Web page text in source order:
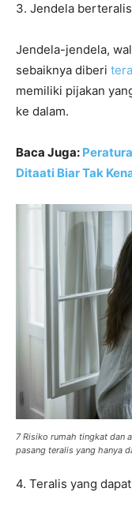
3. Jendela
Jendela-jendela,
sebaiknya diberi
memiliki pijakan
ke dalam.
Baca Juga:
Ditaati Biar Tak
7 Risiko rumah tingkat dan
pasang teralis yang hanya
4. Teralis yang